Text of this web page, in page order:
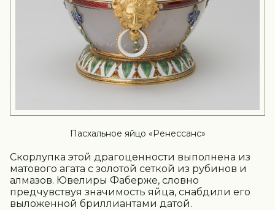
Пасхальное яйцо «Ренессанс»
Скорлупка этой драгоценности выполнена из
матового агата с золотой сеткой из рубинов и
алмазов. Ювелиры Фаберже, словно
предчувствуя значимость яйца, снабдили его
выложенной бриллиантами датой.